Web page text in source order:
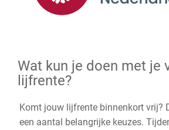
Wat kun je doen met je
lijfrente?
Komt jouw lijfrente binnenkort vrij?
een aantal belangrijke keuzes.